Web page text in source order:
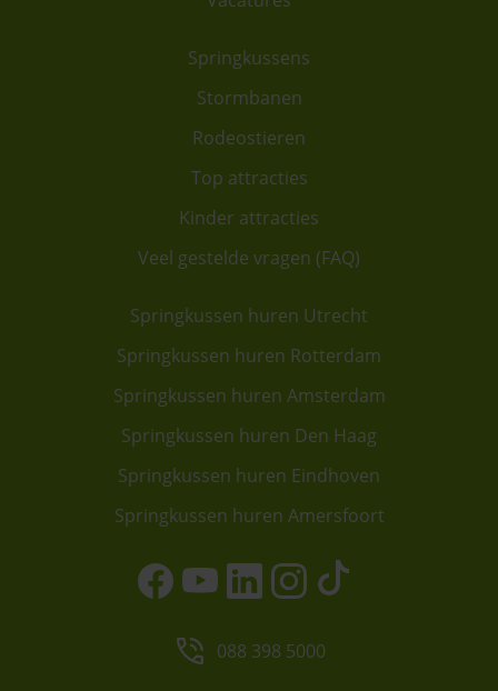
Springkussens
Stormbanen
Rodeostieren
Top attracties
Kinder attracties
Veel gestelde vragen (FAQ)
Springkussen huren Utrecht
Springkussen huren Rotterdam
Springkussen huren Amsterdam
Springkussen huren Den Haag
Springkussen huren Eindhoven
Springkussen huren Amersfoort
088 398 5000